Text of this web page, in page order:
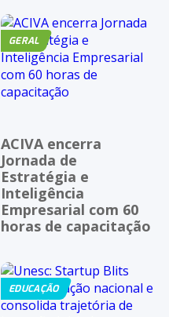
GERAL
ACIVA encerra
Jornada de
Estratégia e
Inteligência
Empresarial com 60
horas de capacitação
EDUCAÇÃO